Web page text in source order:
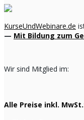
KurseUndWebinare.de
— Mit Bildung zum
Wir sind Mitglied im:
Alle Preise inkl.